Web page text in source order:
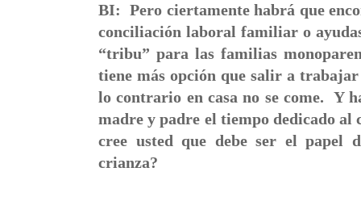
BI:
Pero ciertamente habrá que
conciliación laboral familiar o
“tribu” para las familias
tiene más opción que salir a
lo contrario en casa no se come.
Y
madre y padre el tiempo dedicado al
cree usted que debe ser el papel
crianza?